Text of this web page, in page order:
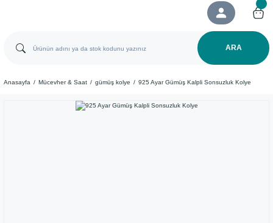
ARA
Anasayfa Mücevher & Saat gümüş kolye 925 Ayar Gümüş Kalpli Sonsuzluk Kolye